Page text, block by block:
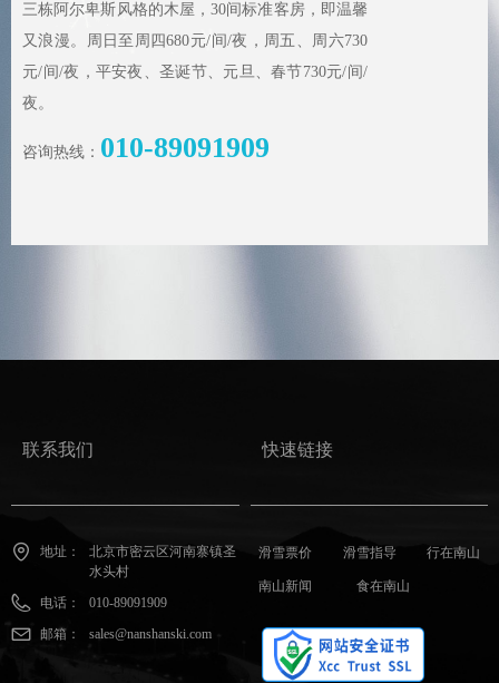
三栋阿尔卑斯风格的木屋，30间标准客房，即温馨
又浪漫。周日至周四680元/间/夜，周五、周六730
元/间/夜，平安夜、圣诞节、元旦、春节730元/间/
夜。
咨询热线： 010-89091909
地址：
北京市密云区河南寨镇圣
水头村
电话：
010-89091909
邮箱：
sales@nanshanski.com
联系我们 快速链接
滑雪票价
南山新闻 食在南山
滑雪指导 行在南山